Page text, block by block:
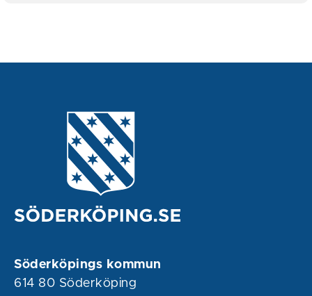
Söderköpings kommun
614 80 Söderköping